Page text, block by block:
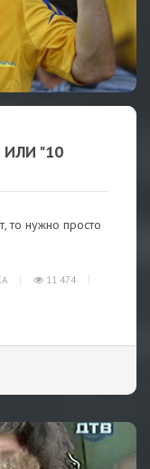
"10
то нужно просто
11 474